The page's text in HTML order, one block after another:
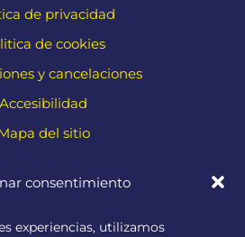
consentimiento
experiencias, utilizamos
de privacidad
de cookies
y cancelaciones
Accesibilidad
del sitio
Contacto